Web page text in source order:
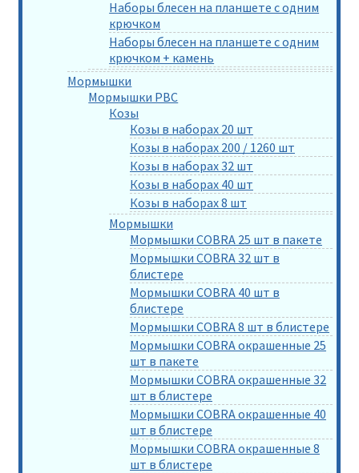
Наборы блесен на планшете с одним
крючком
Наборы блесен на планшете с одним
крючком + камень
Мормышки
Мормышки РВС
Козы
Козы в наборах 20 шт
Козы в наборах 200 / 1260 шт
Козы в наборах 32 шт
Козы в наборах 40 шт
Козы в наборах 8 шт
Мормышки
Мормышки COBRA 25 шт в пакете
Мормышки COBRA 32 шт в
блистере
Мормышки COBRA 40 шт в
блистере
Мормышки COBRA 8 шт в блистере
Мормышки COBRA окрашенные 25
шт в пакете
Мормышки COBRA окрашенные 32
шт в блистере
Мормышки COBRA окрашенные 40
шт в блистере
Мормышки COBRA окрашенные 8
шт в блистере